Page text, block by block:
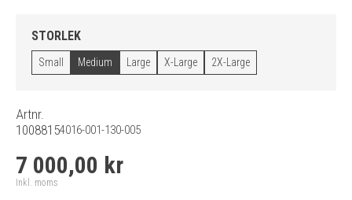
STORLEK
Small Medium Large X-Large 2X-Large
Artnr.
10088154016-001-130-005
7 000,00 kr
Inkl. moms